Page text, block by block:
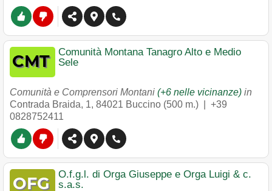
Comunità Montana Tanagro Alto e Medio
Sele
Comunità e Comprensori Montani (+6 nelle vicinanze) in
Contrada Braida, 1, 84021 Buccino (500 m.) | +39
0828752411
O.f.g.l. di Orga Giuseppe e Orga Luigi & c.
s.a.s.